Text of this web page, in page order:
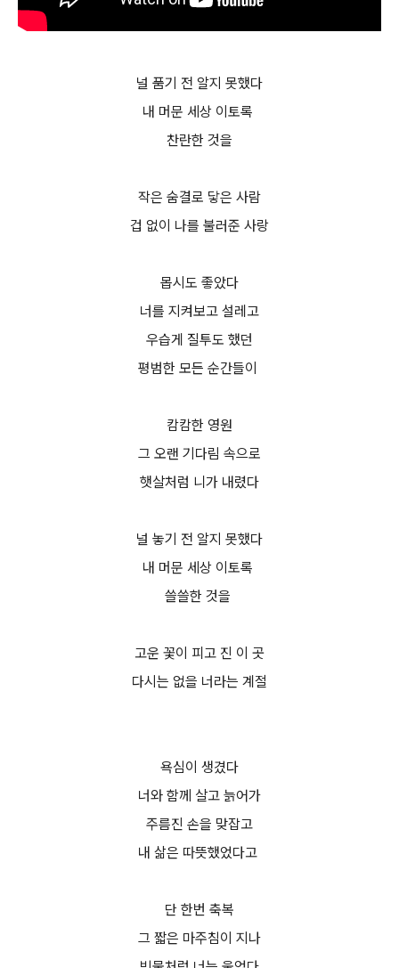
널 품기 전 알지 못했다
내 머문 세상 이토록
찬란한 것을
작은 숨결로 닿은 사람
겁 없이 나를 불러준 사랑
몹시도 좋았다
너를 지켜보고 설레고
우습게 질투도 했던
평범한 모든 순간들이
캄캄한 영원
그 오랜 기다림 속으로
햇살처럼 니가 내렸다
널 놓기 전 알지 못했다
내 머문 세상 이토록
쓸쓸한 것을
고운 꽃이 피고 진 이 곳
다시는 없을 너라는 계절
욕심이 생겼다
너와 함께 살고 늙어가
주름진 손을 맞잡고
내 삶은 따뜻했었다고
단 한번 축복
그 짧은 마주침이 지나